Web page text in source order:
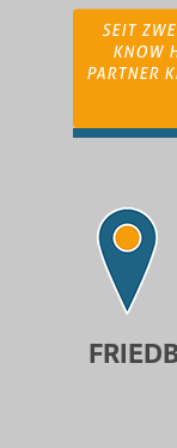
SEIT
KNOW
PARTNER